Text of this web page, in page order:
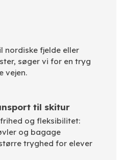
nordiske fjelde eller
søger vi for en tryg
vejen.
til skitur
og fleksibilitet:
og bagage
tryghed for elever